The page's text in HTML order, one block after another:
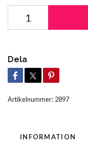
Dela
Artikelnummer: 2897
INFORMATION